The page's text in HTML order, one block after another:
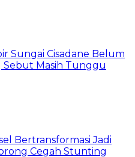
Sungai Cisadane Belum
Sebut Masih Tunggu
Bertransformasi Jadi
Cegah Stunting